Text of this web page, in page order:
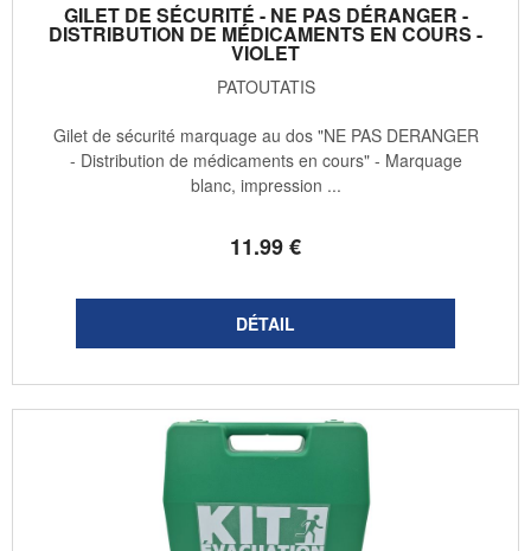
GILET DE SÉCURITÉ - NE PAS DÉRANGER -
DISTRIBUTION DE MÉDICAMENTS EN COURS -
VIOLET
PATOUTATIS
11.99€
Gilet de sécurité marquage au dos "NE PAS DERANGER
- Distribution de médicaments en cours" - Marquage
blanc, impression ...